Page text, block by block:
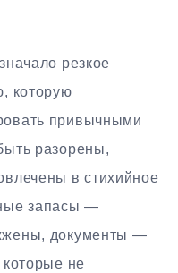
резкое
которую
привычными
разорены,
в стихийное
запасы —
документы —
не